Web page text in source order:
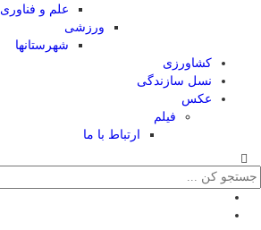
علم و فناوری
ورزشی
شهرستانها
کشاورزی
نسل سازندگی
عکس
فیلم
ارتباط با ما